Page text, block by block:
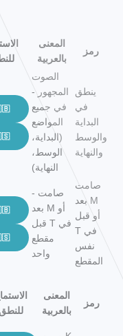
المعنى
بالعربية
رمز
الصوت
المجهور -
في جميع
المواضع
(البداية،
الوسط،
النهاية)
ينطق
في
البداية
والوسط
والنهاية
صامت -
بعد M أو
قبل T في
مقطع
واحد
صامت
بعد M
أو قبل
T في
نفس
المقطع
للنطق
المعنى
بالعربية
رمز